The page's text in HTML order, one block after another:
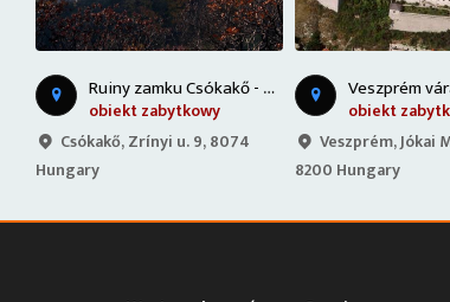
Ruiny zamku Csókakő - Węgry
obiekt zabytkowy
Csókakő, Zrínyi u. 9, 8074
Hungary
Veszprém vára
obiekt
Veszprém, Jókai
8200 Hungary